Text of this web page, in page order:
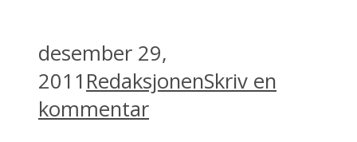
desember 29,
2011 RedaksjonenSkriv en
kommentar